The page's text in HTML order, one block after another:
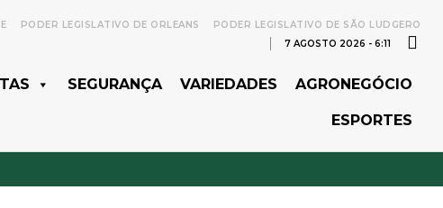
PODER LEGISLATIVO DE ORLEANS
PODER LEGISLATIVO DE SÃO LUDGERO
7 AGOSTO 2026 - 6:11
SEGURANÇA VARIEDADES AGRONEGÓCIO
ESPORTES